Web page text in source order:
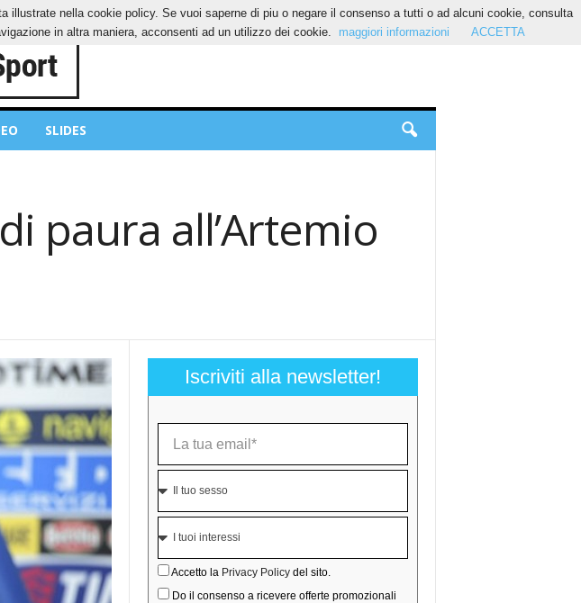
SLIDES
paura all’Artemio
Iscriviti alla newsletter!
Accetto la Privacy Policydel sito.
Do il consenso a ricevere offerte promozionali
nella cookie policy. Se vuoi saperne di piu o negare il consenso a tutti o ad alcuni cookie, consulta
in altra maniera, acconsenti ad un utilizzo dei cookie.
maggiori informazioni ACCETTA